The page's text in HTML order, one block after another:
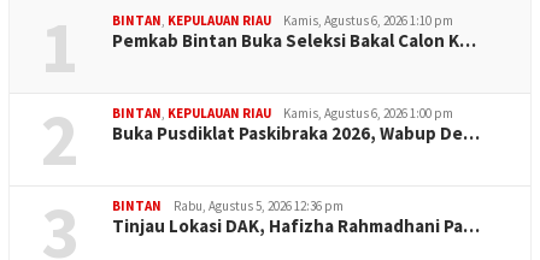
1 BINTAN, KEPULAUAN RIAU Kamis, Agustus 6, 2026 1:10 pm
Pemkab Bintan Buka Seleksi Bakal Calon K…
2 BINTAN, KEPULAUAN RIAU Kamis, Agustus 6, 2026 1:00 pm
Buka Pusdiklat Paskibraka 2026, Wabup De…
3 BINTAN Rabu, Agustus 5, 2026 12:36 pm
Tinjau Lokasi DAK, Hafizha Rahmadhani Pa…